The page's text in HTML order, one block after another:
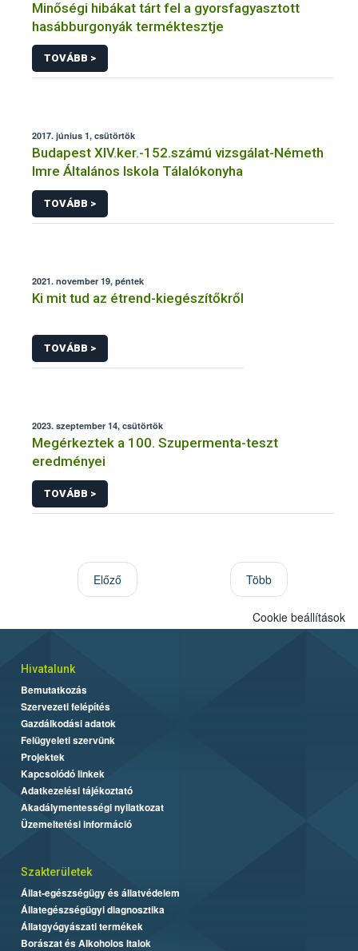
Minőségi hibákat tárt fel a gyorsfagyasztott
hasábburgonyák terméktesztje
TOVÁBB >
2017. június 1, csütörtök
Budapest XIV.ker.-152.számú vizsgálat-Németh
Imre Általános Iskola Tálalókonyha
TOVÁBB >
2021. november 19, péntek
Ki mit tud az étrend-kiegészítőkről
TOVÁBB >
2023. szeptember 14, csütörtök
Megérkeztek a 100. Szupermenta-teszt
eredményei
TOVÁBB >
Előző Több
Cookie beállítások
Hivatalunk
Bemutatkozás
Szervezeti felépítés
Gazdálkodási adatok
Felügyeleti szervünk
Projektek
Kapcsolódó linkek
Adatkezelési tájékoztató
Akadálymentességi nyilatkozat
Üzemeltetési információ
Szakterületek
Állat-egészségügy és állatvédelem
Állategészségügyi diagnosztika
Állatgyógyászati termékek
Borászat és Alkoholos Italok